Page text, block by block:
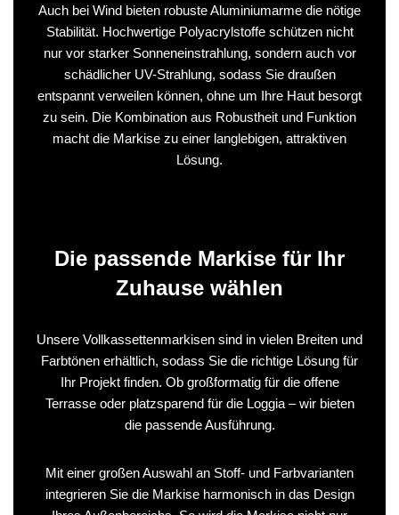
Auch bei Wind bieten robuste Aluminiumarme die nötige
Stabilität. Hochwertige Polyacrylstoffe schützen nicht
nur vor starker Sonneneinstrahlung, sondern auch vor
schädlicher UV-Strahlung, sodass Sie draußen
entspannt verweilen können, ohne um Ihre Haut besorgt
zu sein. Die Kombination aus Robustheit und Funktion
macht die Markise zu einer langlebigen, attraktiven
Lösung.
Die passende Markise für Ihr
Zuhause wählen
Unsere Vollkassettenmarkisen sind in vielen Breiten und
Farbtönen erhältlich, sodass Sie die richtige Lösung für
Ihr Projekt finden. Ob großformatig für die offene
Terrasse oder platzsparend für die Loggia – wir bieten
die passende Ausführung.
Mit einer großen Auswahl an Stoff- und Farbvarianten
integrieren Sie die Markise harmonisch in das Design